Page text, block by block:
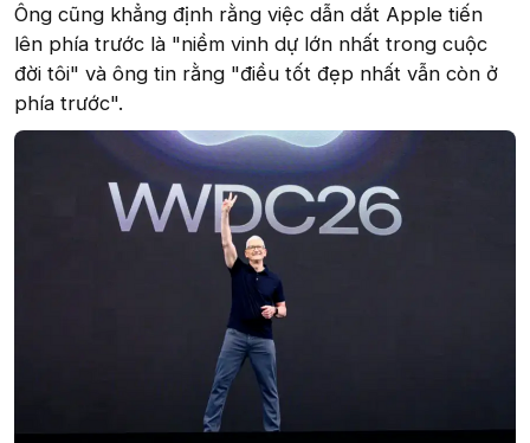
Ông cũng khẳng định rằng việc dẫn dắt Apple tiến
lên phía trước là "niềm vinh dự lớn nhất trong cuộc
đời tôi" và ông tin rằng "điều tốt đẹp nhất vẫn còn ở
phía trước".